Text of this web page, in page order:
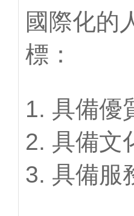
國際化的
標：
1. 具備優
2. 具備文
3. 具備服